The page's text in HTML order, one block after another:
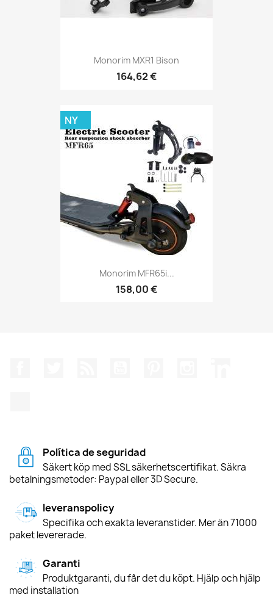
Monorim MXR1 Bison
164,62 €
Monorim MFR65i...
158,00 €
NY
Política de seguridad
Säkert köp med SSL säkerhetscertifikat. Säkra
betalningsmetoder: Paypal eller 3D Secure.
leveranspolicy
Specifika och exakta leveranstider. Mer än 71000
paket levererade.
Garanti
Produktgaranti, du får det du köpt. Hjälp och hjälp
med installation